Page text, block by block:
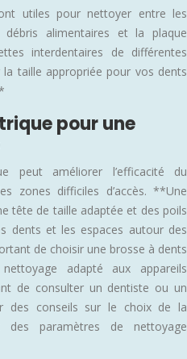
utiles pour nettoyer entre les
alimentaires et la plaque
interdentaires de différentes
taille appropriée pour vos dents
pour une
peut améliorer l’efficacité du
zones difficiles d’accès. **Une
tête de taille adaptée et des poils
dents et les espaces autour des
de choisir une brosse à dents
adapté aux appareils
de consulter un dentiste ou un
des conseils sur le choix de la
paramètres de nettoyage